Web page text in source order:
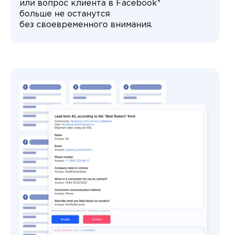
или вопрос клиента в Facebook*
больше не останутся
без своевременного внимания.